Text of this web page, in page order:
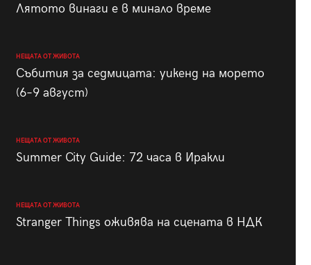
Лятото винаги е в минало време
НЕЩАТА ОТ ЖИВОТА
Събития за седмицата: уикенд на морето
(6–9 август)
НЕЩАТА ОТ ЖИВОТА
Summer City Guide: 72 часа в Иракли
НЕЩАТА ОТ ЖИВОТА
Stranger Things оживява на сцената в НДК